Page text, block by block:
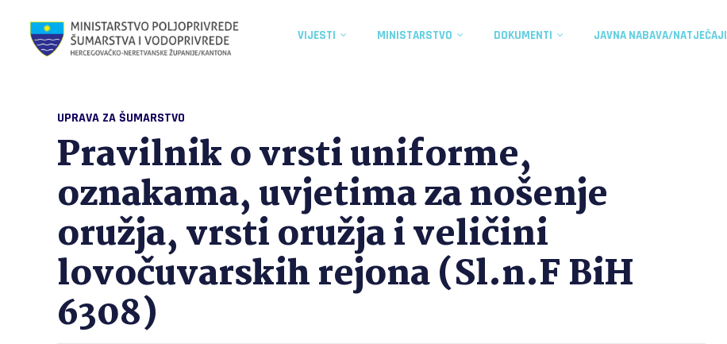
VIJESTI MINISTARSTVO DOKUMENTI JAVNA NABAVA/NATJEČAJI
UPRAVA ZA ŠUMARSTVO
Pravilnik o vrsti uniforme,
oznakama, uvjetima za nošenje
oružja, vrsti oružja i veličini
lovočuvarskih rejona (Sl.n.F BiH
6308)